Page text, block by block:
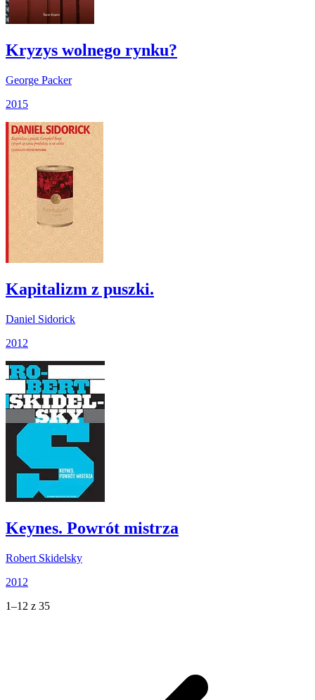
Kryzys wolnego rynku?
George Packer
2015
Kapitalizm z puszki.
Daniel Sidorick
2012
Keynes. Powrót mistrza
Robert Skidelsky
2012
1–12 z 35